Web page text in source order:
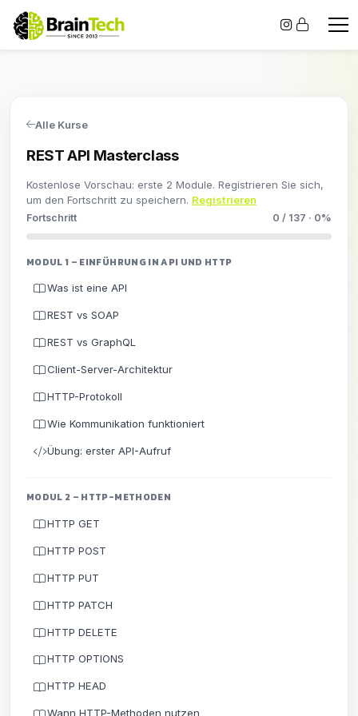
Alle Kurse
REST API Masterclass
Kostenlose Vorschau: erste 2 Module. Registrieren Sie sich,
um den Fortschritt zu speichern. Registrieren
Fortschritt 0 / 137 · 0%
MODUL 1 – EINFÜHRUNG IN API UND HTTP
Was ist eine API
REST vs SOAP
REST vs GraphQL
Client-Server-Architektur
HTTP-Protokoll
Wie Kommunikation funktioniert
Übung: erster API-Aufruf
MODUL 2 – HTTP-METHODEN
HTTP GET
HTTP POST
HTTP PUT
HTTP PATCH
HTTP DELETE
HTTP OPTIONS
HTTP HEAD
Wann HTTP-Methoden nutzen